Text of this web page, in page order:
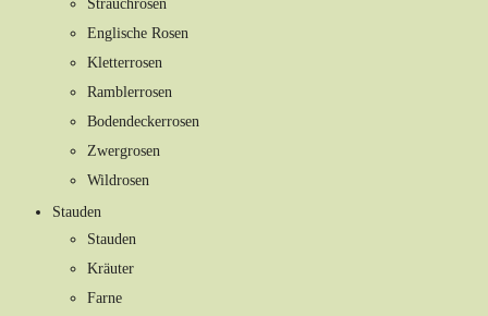
Strauchrosen
Englische Rosen
Kletterrosen
Ramblerrosen
Bodendeckerrosen
Zwergrosen
Wildrosen
Stauden
Stauden
Kräuter
Farne